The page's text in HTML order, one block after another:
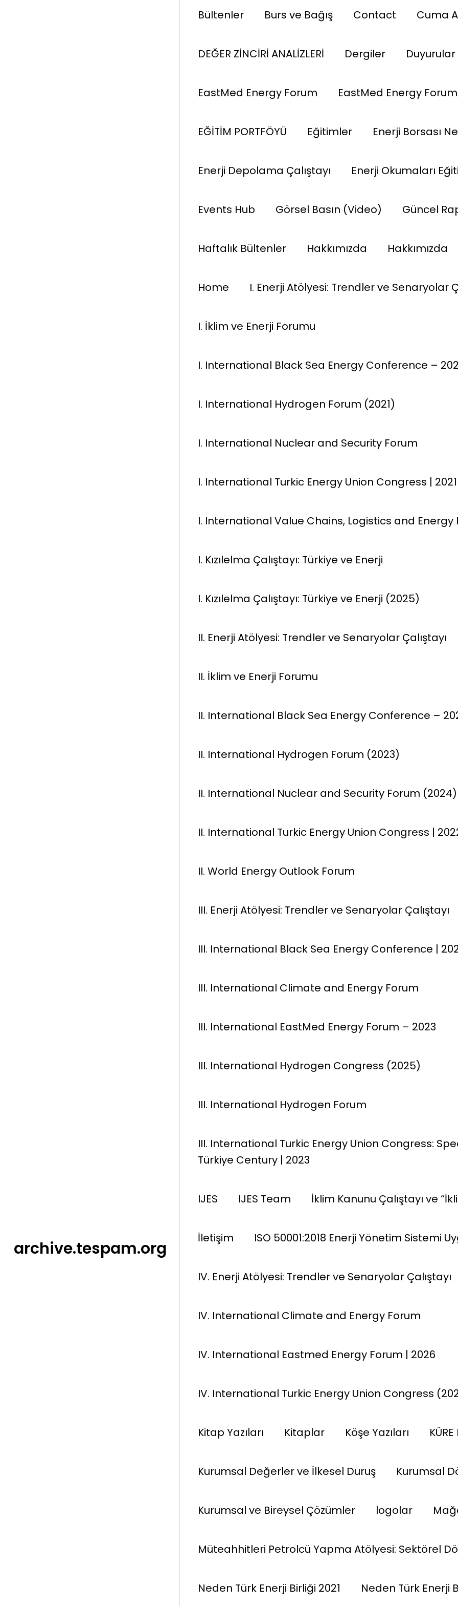
archive.tespam.org
Bültenler Burs ve Bağış Contact Cuma
DEĞER ZİNCİRİ ANALİZLERİ Dergiler Duyurular
EastMed Energy Forum EastMed Energy Forum
EĞİTİM PORTFÖYÜ Eğitimler Enerji Borsası
Enerji Depolama Çalıştayı Enerji Okumaları
Events Hub Görsel Basın (Video) Güncel
Haftalık Bültenler Hakkımızda Hakkımızda
Home I. Enerji Atölyesi: Trendler ve Senaryolar
I. İklim ve Enerji Forumu
I. International Black Sea Energy Conference –
I. International Hydrogen Forum (2021)
I. International Nuclear and Security Forum
I. International Turkic Energy Union Congress | 2021
I. International Value Chains, Logistics and Energy
I. Kızılelma Çalıştayı: Türkiye ve Enerji
I. Kızılelma Çalıştayı: Türkiye ve Enerji (2025)
II. Enerji Atölyesi: Trendler ve Senaryolar Çalıştayı
II. İklim ve Enerji Forumu
II. International Black Sea Energy Conference –
II. International Hydrogen Forum (2023)
II. International Nuclear and Security Forum (2024)
II. International Turkic Energy Union Congress |
II. World Energy Outlook Forum
III. Enerji Atölyesi: Trendler ve Senaryolar Çalıştayı
III. International Black Sea Energy Conference |
III. International Climate and Energy Forum
III. International EastMed Energy Forum – 2023
III. International Hydrogen Congress (2025)
III. International Hydrogen Forum
III. International Turkic Energy Union Congress:
Türkiye Century | 2023
IJES IJES Team İklim Kanunu Çalıştayı ve
İletişim ISO 50001:2018 Enerji Yönetim Sistemi
IV. Enerji Atölyesi: Trendler ve Senaryolar Çalıştayı
IV. International Climate and Energy Forum
IV. International Eastmed Energy Forum | 2026
IV. International Turkic Energy Union Congress
Kitap Yazıları Kitaplar Köşe Yazıları
Kurumsal Değerler ve İlkesel Duruş Kurumsal
Kurumsal ve Bireysel Çözümler logolar
Müteahhitleri Petrolcü Yapma Atölyesi: Sektörel
Neden Türk Enerji Birliği 2021 Neden Türk Enerji